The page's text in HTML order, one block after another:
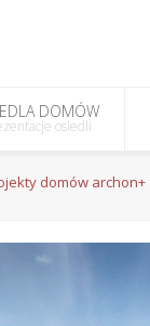
DOMÓW
osiedli
domów archon+